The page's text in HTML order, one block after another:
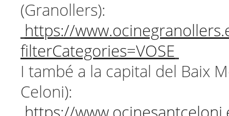
(Granollers):
https://
filterCategories=VOSE
I també a la capital del Baix
Celoni):